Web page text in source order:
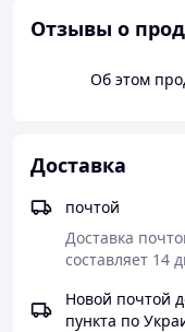
Материал часов -
защитной
любого размера,
изображением.
внести свои
Главное ― Ваша
Отзывы о
Об этом
Доставка
почтой
Доставка
составляет 14
Новой почтой
пункта по